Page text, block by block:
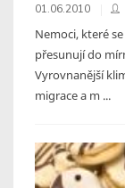
01.06.2010
Nemoci, které
přesunují do
Vyrovnanější
migrace a m ...